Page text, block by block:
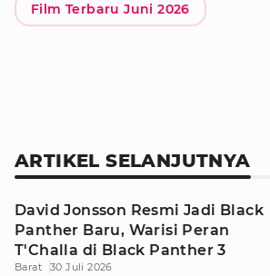
Film Terbaru Juni 2026
ARTIKEL SELANJUTNYA
David Jonsson Resmi Jadi Black
Panther Baru, Warisi Peran
T'Challa di Black Panther 3
Barat 30 Juli 2026